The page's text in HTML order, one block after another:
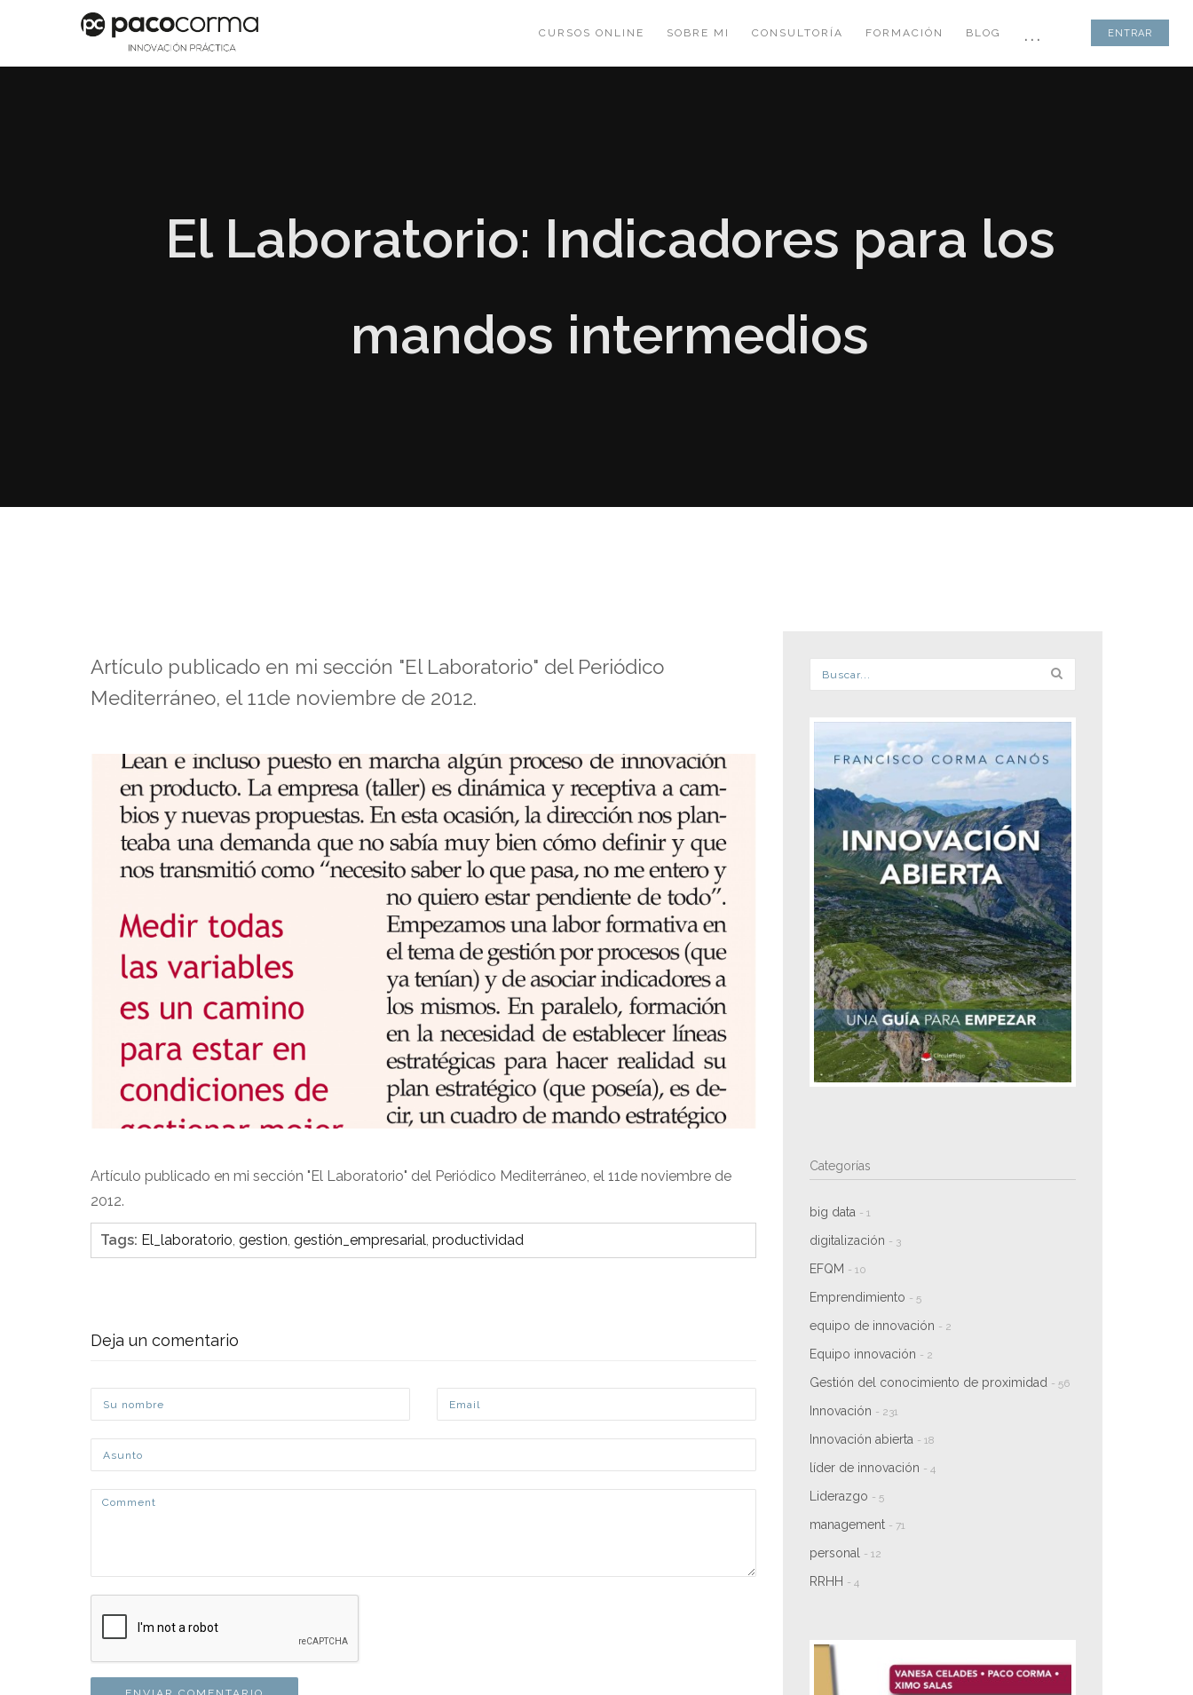
CURSOS ONLINE SOBRE MI CONSULTORÍA FORMACIÓN BLOG ... ENTRAR
El Laboratorio: Indicadores para los
mandos intermedios
Artículo publicado en mi sección "El Laboratorio" del Periódico
Mediterráneo, el 11de noviembre de 2012.
Artículo publicado en mi sección "El Laboratorio" del Periódico Mediterráneo, el 11de noviembre de
2012.
Tags: El_laboratorio, gestion, gestión_empresarial, productividad
Deja un comentario
Formulario de búsqueda
Categorías
big data - 1
digitalización - 3
EFQM - 10
Emprendimiento - 5
equipo de innovación - 2
Equipo innovación - 2
Gestión del conocimiento de proximidad - 56
Innovación - 231
Innovación abierta - 18
líder de innovación - 4
Liderazgo - 5
management - 71
personal - 12
RRHH - 4